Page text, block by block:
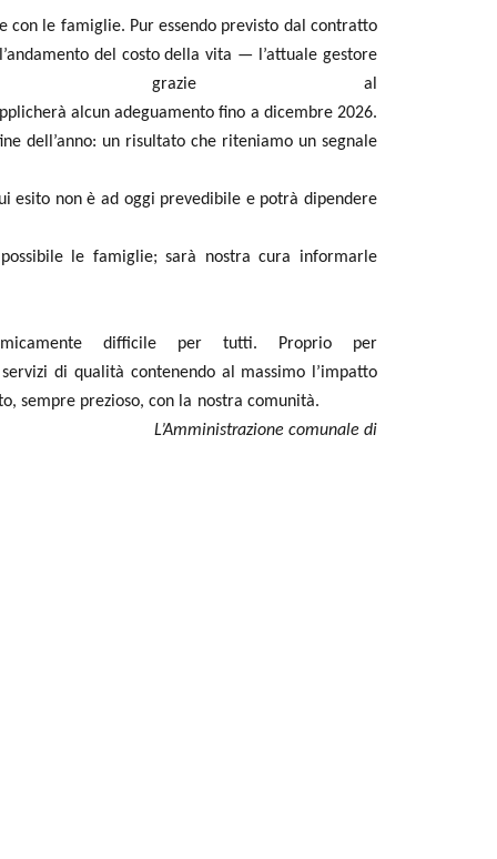
con le famiglie. Puressendo previsto dal contratto
del costo della vita — l’attuale gestore
grazie al
alcunadeguamento fino a dicembre 2026.
dell’anno: un risultato che riteniamo un segnale
esito non è ad oggi prevedibile e potrà dipendere
le famiglie; sarà nostra cura informarle
difficile per tutti. Proprio per
servizi di qualità contenendo al massimo l’impatto
sempre prezioso, con la nostra comunità.
L’Amministrazione comunale di